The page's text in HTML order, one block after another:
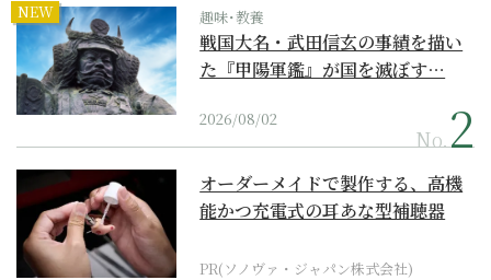
NEW 趣味･教養
戦国大名・武田信玄の事績を描い
た『甲陽軍鑑』が国を滅ぼす…
2026/08/02
No.
オーダーメイドで製作する、高機
能かつ充電式の耳あな型補聴器
PR(ソノヴァ・ジャパン株式会社)